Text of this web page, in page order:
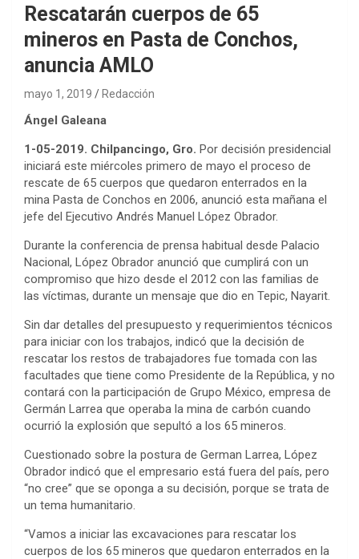
Rescatarán cuerpos de 65
mineros en Pasta de Conchos,
anuncia AMLO
mayo 1, 2019 Redacción
Ángel Galeana
1-05-2019. Chilpancingo, Gro. Por decisión presidencial
iniciará este miércoles primero de mayo el proceso de
rescate de 65 cuerpos que quedaron enterrados en la
mina Pasta de Conchos en 2006, anunció esta mañana el
jefe del Ejecutivo Andrés Manuel López Obrador.
Durante la conferencia de prensa habitual desde Palacio
Nacional, López Obrador anunció que cumplirá con un
compromiso que hizo desde el 2012 con las familias de
las víctimas, durante un mensaje que dio en Tepic, Nayarit.
Sin dar detalles del presupuesto y requerimientos técnicos
para iniciar con los trabajos, indicó que la decisión de
rescatar los restos de trabajadores fue tomada con las
facultades que tiene como Presidente de la República, y no
contará con la participación de Grupo México, empresa de
Germán Larrea que operaba la mina de carbón cuando
ocurrió la explosión que sepultó a los 65 mineros.
Cuestionado sobre la postura de German Larrea, López
Obrador indicó que el empresario está fuera del país, pero
“no cree” que se oponga a su decisión, porque se trata de
un tema humanitario.
“Vamos a iniciar las excavaciones para rescatar los
cuerpos de los 65 mineros que quedaron enterrados en la